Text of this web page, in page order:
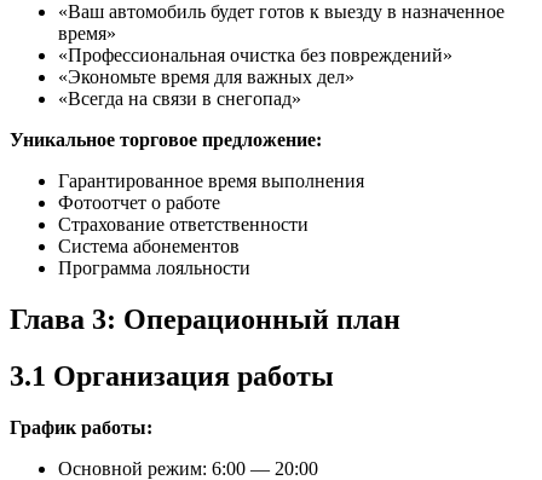
«Ваш автомобиль будет готов к выезду в назначенное
время»
«Профессиональная очистка без повреждений»
«Экономьте время для важных дел»
«Всегда на связи в снегопад»
Уникальное торговое предложение:
Гарантированное время выполнения
Фотоотчет о работе
Страхование ответственности
Система абонементов
Программа лояльности
Глава 3: Операционный план
3.1 Организация работы
График работы:
Основной режим: 6:00 — 20:00